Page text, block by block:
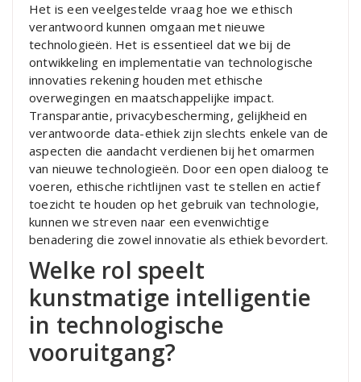
Het is een veelgestelde vraag hoe we ethisch
verantwoord kunnen omgaan met nieuwe
technologieën. Het is essentieel dat we bij de
ontwikkeling en implementatie van technologische
innovaties rekening houden met ethische
overwegingen en maatschappelijke impact.
Transparantie, privacybescherming, gelijkheid en
verantwoorde data-ethiek zijn slechts enkele van de
aspecten die aandacht verdienen bij het omarmen
van nieuwe technologieën. Door een open dialoog te
voeren, ethische richtlijnen vast te stellen en actief
toezicht te houden op het gebruik van technologie,
kunnen we streven naar een evenwichtige
benadering die zowel innovatie als ethiek bevordert.
Welke rol speelt
kunstmatige intelligentie
in technologische
vooruitgang?